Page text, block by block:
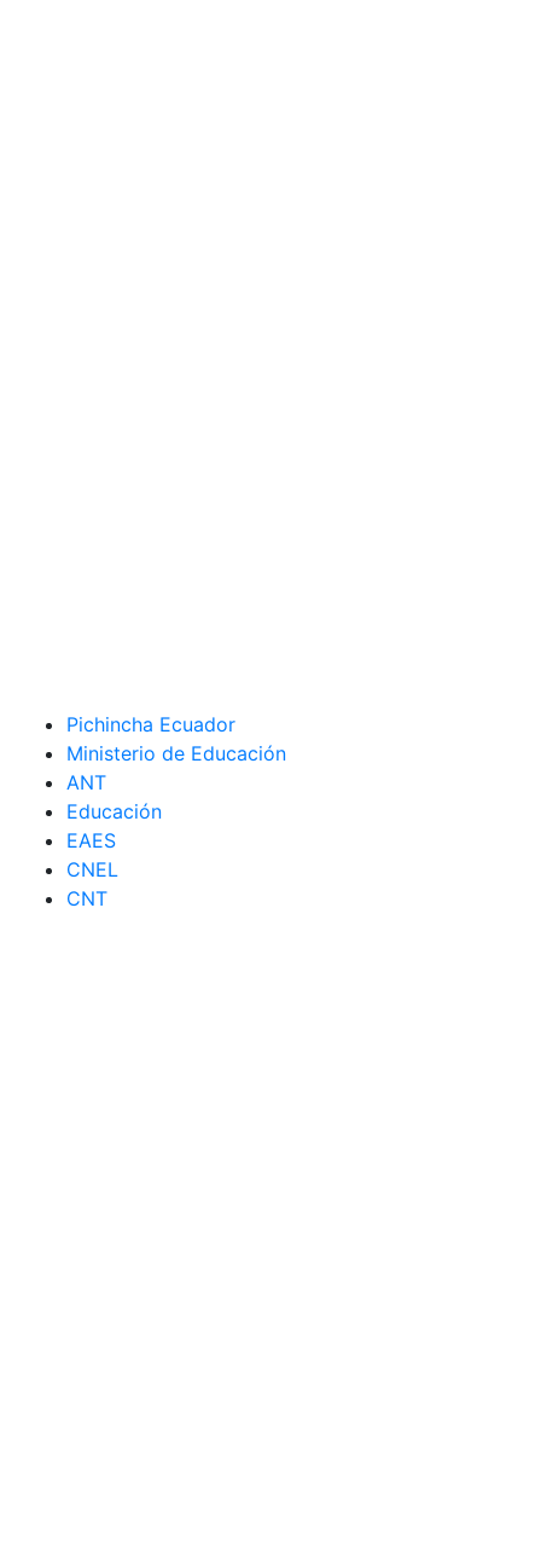
Pichincha Ecuador
Ministerio de Educación
ANT
Educación
EAES
CNEL
CNT